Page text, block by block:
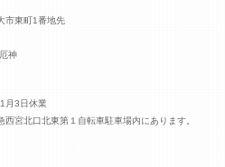
市東町1番地先
神
月3日休業
西宮北口北東第１自転車駐車場内にあります。